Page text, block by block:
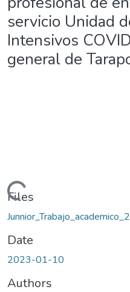
servicio Unidad
Intensivos
general de
Loading...
Files
Date
2023-01-10
Authors